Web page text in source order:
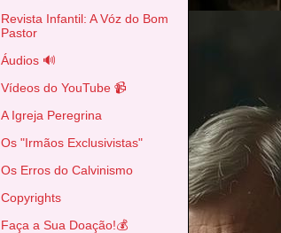
Revista Infantil: A Vóz do Bom
Pastor
Áudios 🔊
Vídeos do YouTube 📹
A Igreja Peregrina
Os "Irmãos Exclusivistas"
Os Erros do Calvinismo
Copyrights
Faça a Sua Doação!💰